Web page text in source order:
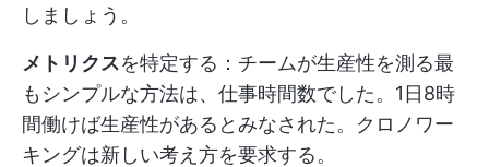
しましょう。
メトリクスを特定する：チームが生産性を測る最
もシンプルな方法は、仕事時間数でした。1日8時
間働けば生産性があるとみなされた。クロノワー
キングは新しい考え方を要求する。